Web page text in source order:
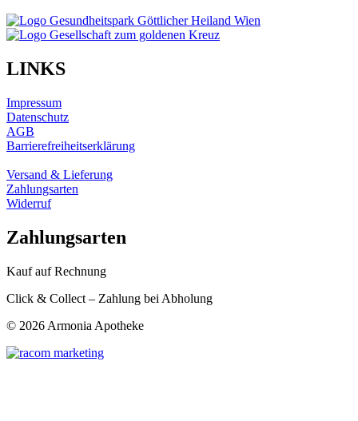
LINKS
Impressum
Datenschutz
AGB
Barrierefreiheitserklärung
Versand & Lieferung
Zahlungsarten
Widerruf
Zahlungsarten
Kauf auf Rechnung
Click & Collect – Zahlung bei Abholung
© 2026 Armonia Apotheke